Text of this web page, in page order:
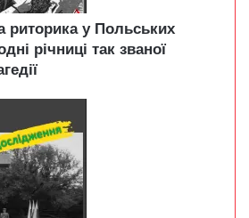
риторика у Польських
річниці так званої